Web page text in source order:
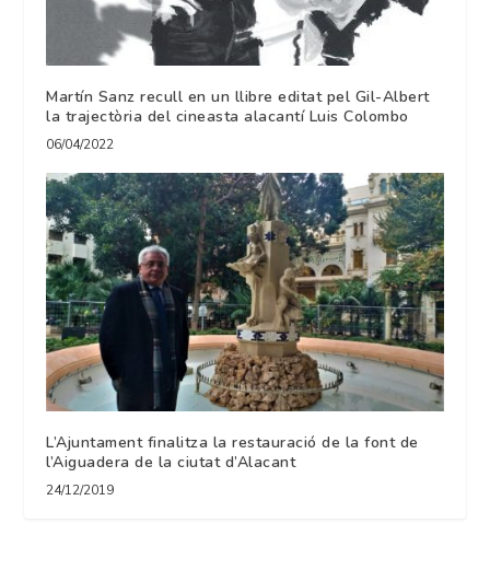
Martín Sanz recull en un llibre editat pel Gil-Albert
la trajectòria del cineasta alacantí Luis Colombo
06/04/2022
L’Ajuntament finalitza la restauració de la font de
l’Aiguadera de la ciutat d’Alacant
24/12/2019